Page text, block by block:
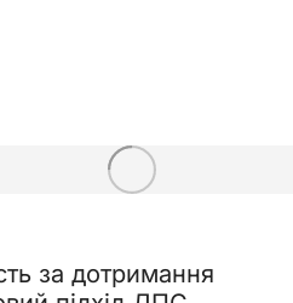
за дотримання